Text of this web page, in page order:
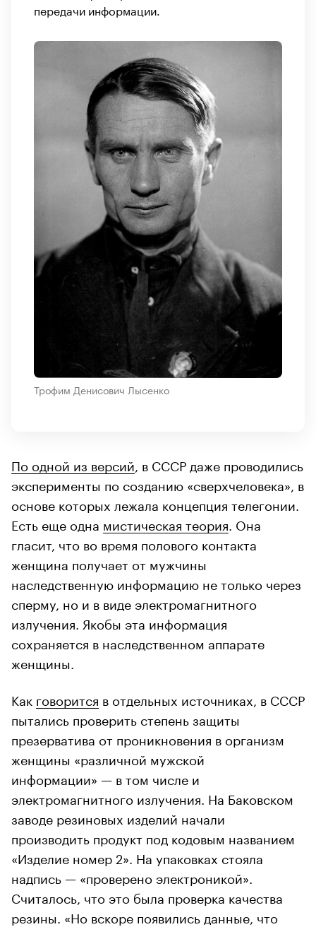
передачи информации.
Трофим Денисович Лысенко
По одной из версий , в СССР даже проводились
эксперименты по созданию «сверхчеловека», в
основе которых лежала концепция телегонии.
Есть еще одна мистическая теория . Она
гласит, что во время полового контакта
женщина получает от мужчины
наследственную информацию не только через
сперму, но и в виде электромагнитного
излучения. Якобы эта информация
сохраняется в наследственном аппарате
женщины.
Как говорится в отдельных источниках, в СССР
пытались проверить степень защиты
презерватива от проникновения в организм
женщины «различной мужской
информации» — в том числе и
электромагнитного излучения. На Баковском
заводе резиновых изделий начали
производить продукт под кодовым названием
«Изделие номер 2». На упаковках стояла
надпись — «проверено электроникой».
Считалось, что это была проверка качества
резины. «Но вскоре появились данные, что